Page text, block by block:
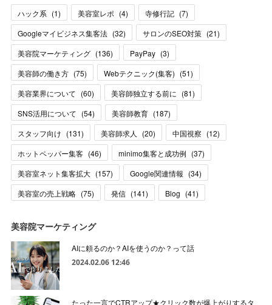
ハック系 (1) 美容室レポ (4) 寺修行記 (7)
Googleマイビジネス集客法 (32) サロンのSEO対策 (21)
美容院マーケティング (136) PayPay (3)
美容師の働き方 (75) Webテクニック(集客) (51)
美容業界について (60) 美容師独立する前に (81)
SNS活用について (54) 美容師教育 (187)
スタッフ向け (131) 美容師求人 (20) 中国視察 (12)
ホットペッパー集客 (46) minimo集客と成功例 (37)
美容室ネット集客拡大 (157) Google関連情報 (34)
美容室の売上戦略 (75) 発信 (141) Blog (41)
美容院マーケティング
AIに頼るのか？AIを使うのか？って話
2024.02.06 12:46
たった一言でCTRアップ★クリック数が爆上がりするタ